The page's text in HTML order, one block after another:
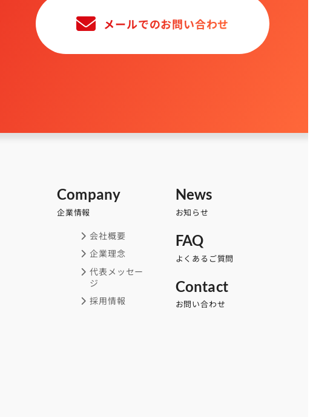
メールでのお問い合わせ
Company
企業情報
会社概要
企業理念
代表メッセー
ジ
採用情報
News
お知らせ
FAQ
よくあるご質問
Contact
お問い合わせ